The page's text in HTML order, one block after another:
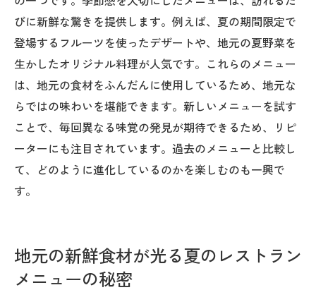
びに新鮮な驚きを提供します。例えば、夏の期間限定で
登場するフルーツを使ったデザートや、地元の夏野菜を
生かしたオリジナル料理が人気です。これらのメニュー
は、地元の食材をふんだんに使用しているため、地元な
らではの味わいを堪能できます。新しいメニューを試す
ことで、毎回異なる味覚の発見が期待できるため、リピ
ーターにも注目されています。過去のメニューと比較し
て、どのように進化しているのかを楽しむのも一興で
す。
地元の新鮮食材が光る夏のレストラン
メニューの秘密